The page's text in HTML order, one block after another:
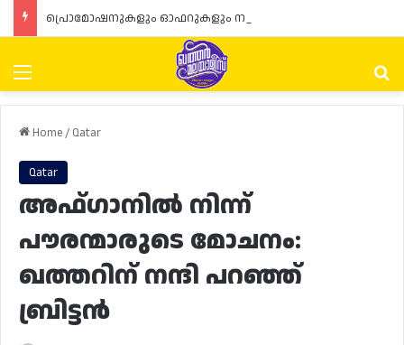
Menu
Home/ Qatar
Qatar
അഫ്ഗാനിൽ നിന്ന്
പൗരന്മാരുടെ മോചനം:
ഖത്തറിന് നന്ദി പറഞ്ഞ്
ബ്രിട്ടൻ